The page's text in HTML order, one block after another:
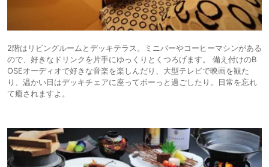
2階はリビングルームとデッキテラス。ミニバーやコーヒーマシンがある
ので、好きなドリンクを片手にゆっくりとくつろげます。 備え付けのB
OSEオーディオで好きな音楽を楽しんだり、大型テレビで映画を観た
り、温かい日はデッキチェアに座ってボーっと過ごしたり。日常を忘れ
て癒されますよ。